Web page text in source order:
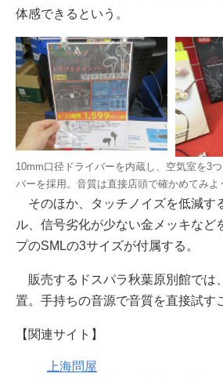
体感できるという。
10mm口径ドライバーを内蔵し、空気室を3
バーを採用。音質は直接店頭で確かめてみよ
そのほか、タッチノイズを低減す
ル、信号劣化が少ない金メッキなど
プのSMLの3サイズが付属する。
販売するドスパラ秋葉原別館では
置。手持ちの音源で音質を直接試す
【関連サイト】
上海問屋